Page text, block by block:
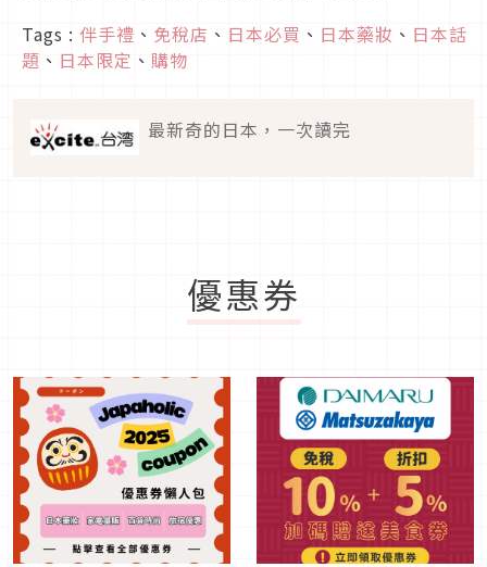
Tags : 伴手禮 、 免稅店 、 日本必買 、 日本藥妝 、 日本話
題 、 日本限定 、 購物
最新奇的日本，一次讀完
優惠券